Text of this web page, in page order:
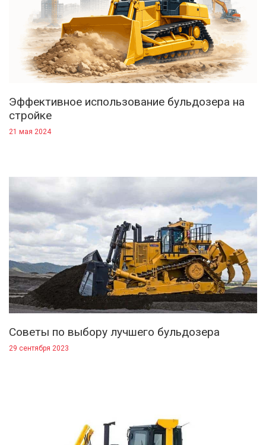
Эффективное использование бульдозера на
стройке
21 мая 2024
Советы по выбору лучшего бульдозера
29 сентября 2023